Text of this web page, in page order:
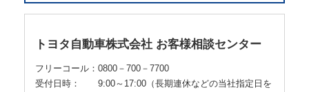
トヨタ自動車株式会社 お客様相談センター
フリーコール： 0800－700－7700
受付日時：
9:00～17:00（長期連休などの当社指定日を